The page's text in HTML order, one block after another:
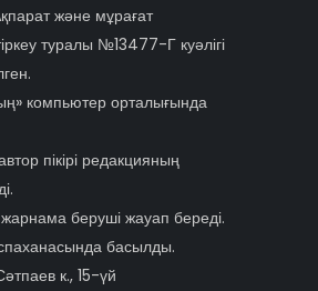
және мұрағат
туралы №13477-Г куәлігі
компьютер орталығында
пікірі редакцияның
беруші жауап береді.
басылды.
к., 15-үй